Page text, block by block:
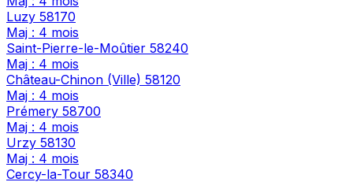
Luzy 58170
Maj : 4 mois
Saint-Pierre-le-Moûtier 58240
Maj : 4 mois
Château-Chinon (Ville) 58120
Maj : 4 mois
Prémery 58700
Maj : 4 mois
Urzy 58130
Maj : 4 mois
Cercy-la-Tour 58340